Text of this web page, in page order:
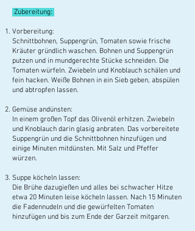
Zubereitung:
Vorbereitung:
Schnittbohnen, Suppengrün, Tomaten sowie frische
Kräuter gründlich waschen. Bohnen und Suppengrün
putzen und in mundgerechte Stücke schneiden. Die
Tomaten würfeln. Zwiebeln und Knoblauch schälen und
fein hacken. Weiße Bohnen in ein Sieb geben, abspülen
und abtropfen lassen.
Gemüse andünsten:
In einem großen Topf das Olivenöl erhitzen. Zwiebeln
und Knoblauch darin glasig anbraten. Das vorbereitete
Suppengrün und die Schnittbohnen hinzufügen und
einige Minuten mitdünsten. Mit Salz und Pfeffer
würzen.
Suppe köcheln lassen:
Die Brühe dazugießen und alles bei schwacher Hitze
etwa 20 Minuten leise köcheln lassen. Nach 15 Minuten
die Fadennudeln und die gewürfelten Tomaten
hinzufügen und bis zum Ende der Garzeit mitgaren.